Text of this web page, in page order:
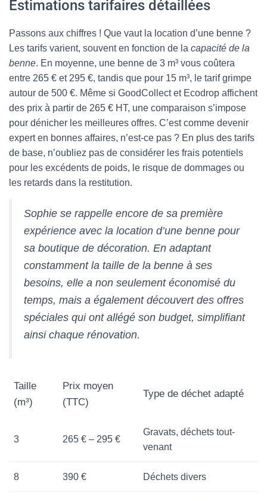
Estimations tarifaires détaillées
Passons aux chiffres ! Que vaut la location d’une benne ?
Les tarifs varient, souvent en fonction de la capacité de la
benne. En moyenne, une benne de 3 m³ vous coûtera
entre 265 € et 295 €, tandis que pour 15 m³, le tarif grimpe
autour de 500 €. Même si GoodCollect et Ecodrop affichent
des prix à partir de 265 € HT, une comparaison s’impose
pour dénicher les meilleures offres. C’est comme devenir
expert en bonnes affaires, n’est-ce pas ? En plus des tarifs
de base, n’oubliez pas de considérer les frais potentiels
pour les excédents de poids, le risque de dommages ou
les retards dans la restitution.
Sophie se rappelle encore de sa première
expérience avec la location d’une benne pour
sa boutique de décoration. En adaptant
constamment la taille de la benne à ses
besoins, elle a non seulement économisé du
temps, mais a également découvert des offres
spéciales qui ont allégé son budget, simplifiant
ainsi chaque rénovation.
Taille
(m³)
Prix moyen
(TTC)
Type de déchet adapté
3 265 € – 295 €
Gravats, déchets tout-
venant
8 390 € Déchets divers